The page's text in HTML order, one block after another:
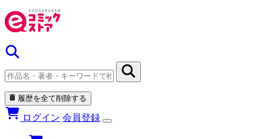
履歴を全て削除する
ログイン 会員登録